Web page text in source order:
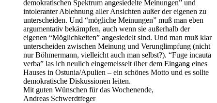
demokratischen Spektrum angesiedelte Meinungen” und
intoleranter Ablehnung aller Ansichten außer der eigenen zu
unterscheiden. Und “mögliche Meinungen” muß man eben
argumentativ bekämpfen, auch wenn sie außerhalb der
eigenen “Möglichkeiten” angesiedelt sind. Und man muß klar
unterscheiden zwischen Meinung und Verunglimpfung (nicht
nur Böhmermann, vielleicht auch man selbst?). “Fuge incauta
verba” las ich neulich eingemeisselt über dem Eingang eines
Hauses in Ostunia/Apulien – ein schönes Motto und es sollte
demokratische Diskussionen leiten.
Mit guten Wünschen für das Wochenende,
Andreas Schwerdtfeger